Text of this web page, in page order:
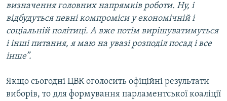
визначення головних напрямків роботи. Ну, і
відбудуться певні компроміси у економічній і
соціальній політиці. А вже потім вирішуватимуться
і інші питання, я маю на увазі розподіл посад і все
інше”.
Якщо сьогодні ЦВК оголосить офіційні результати
виборів, то для формування парламентської коаліції